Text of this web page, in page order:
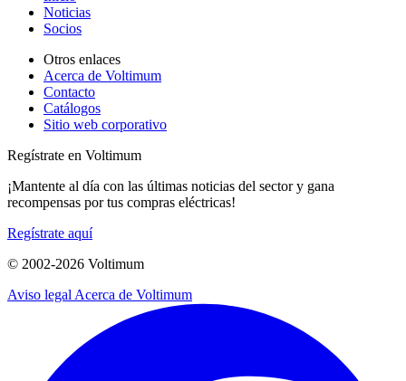
Noticias
Socios
Otros enlaces
Acerca de Voltimum
Contacto
Catálogos
Sitio web corporativo
Regístrate en Voltimum
¡Mantente al día con las últimas noticias del sector y gana
recompensas por tus compras eléctricas!
Regístrate aquí
© 2002-2026 Voltimum
Aviso legal Acerca de Voltimum